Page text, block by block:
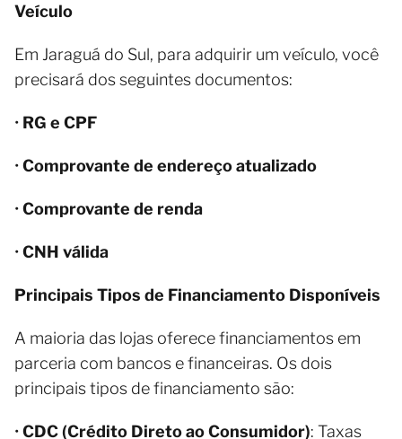
Veículo
Em Jaraguá do Sul, para adquirir um veículo, você
precisará dos seguintes documentos:
• RG e CPF
•Comprovante de endereço atualizado
•Comprovante de renda
•CNH válida
Principais Tipos de Financiamento Disponíveis
A maioria das lojas oferece financiamentos em
parceria com bancos e financeiras. Os dois
principais tipos de financiamento são:
•CDC (Crédito Direto ao Consumidor): Taxas